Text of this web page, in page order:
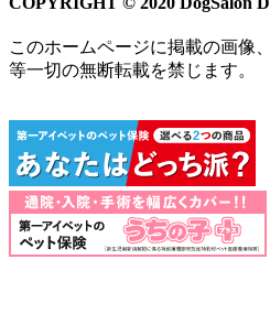
このホームページに掲載の画像
等一切の無断転載を禁じます。